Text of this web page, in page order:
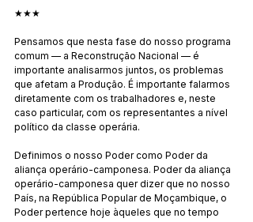
★★★
Pensamos que nesta fase do nosso programa
comum — a Reconstrução Nacional — é
importante analisarmos juntos, os problemas
que afetam a Produção. É importante falarmos
diretamente com os trabalhadores e, neste
caso particular, com os representantes a nível
político da classe operária.
Definimos o nosso Poder como Poder da
aliança operário-camponesa. Poder da aliança
operário-camponesa quer dizer que no nosso
País, na República Popular de Moçambique, o
Poder pertence hoje àqueles que no tempo